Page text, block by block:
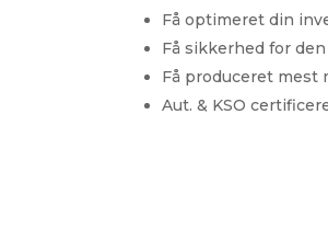
Få optimeret din
Få sikkerhed for
Få produceret mest
Aut. & KSO